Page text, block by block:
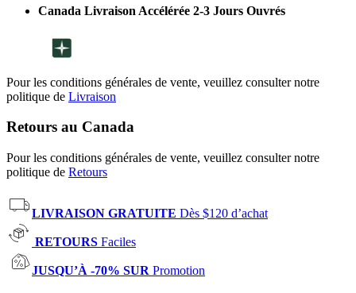
Canada Livraison Accélérée 2-3 Jours Ouvrés
Pour les conditions générales de vente, veuillez consulter notre
politique de Livraison
Retours au Canada
Pour les conditions générales de vente, veuillez consulter notre
politique de Retours
LIVRAISON GRATUITE Dès $120 d’achat
RETOURS Faciles
JUSQU’À -70% SUR Promotion